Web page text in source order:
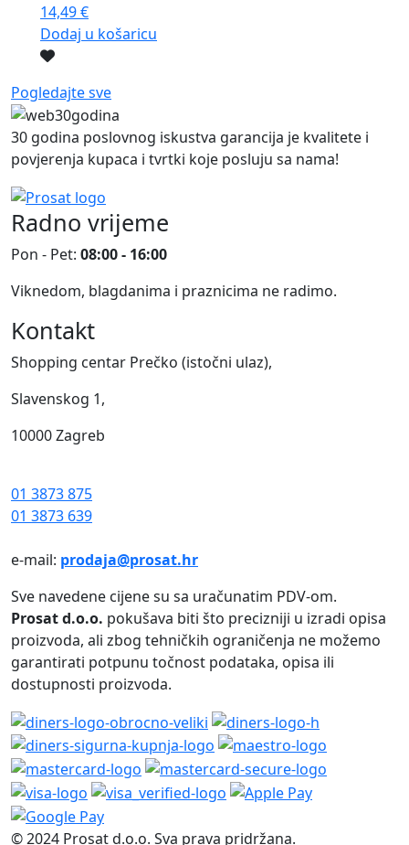
14,49€
Dodaj u košaricu
Pogledajte sve
30 godina poslovnog iskustva garancija je kvalitete i
povjerenja kupaca i tvrtki koje posluju sa nama!
Radno vrijeme
Pon - Pet: 08:00 - 16:00
Viknedom, blagdanima i praznicima ne radimo.
Kontakt
Shopping centar Prečko (istočni ulaz),
Slavenskog 1,
10000 Zagreb
01 3873 875
01 3873 639
e-mail: prodaja@prosat.hr
Sve navedene cijene su sa uračunatim PDV-om.
Prosat d.o.o. pokušava biti što precizniji u izradi opisa
proizvoda, ali zbog tehničkih ograničenja ne možemo
garantirati potpunu točnost podataka, opisa ili
dostupnosti proizvoda.
© 2024 Prosat d.o.o. Sva prava pridržana.